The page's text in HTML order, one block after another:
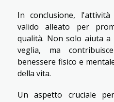
In conclusione,
valido alleato per
qualità. Non solo aiuta
veglia, ma
benessere fisico e
della vita.
Un aspetto cruciale